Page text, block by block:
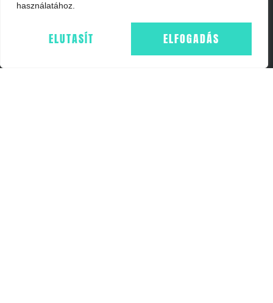
használatához.
ELUTASÍT ELFOGADÁS
ADATKEZELÉS - GDPR
COOKIE NYILATKOZAT